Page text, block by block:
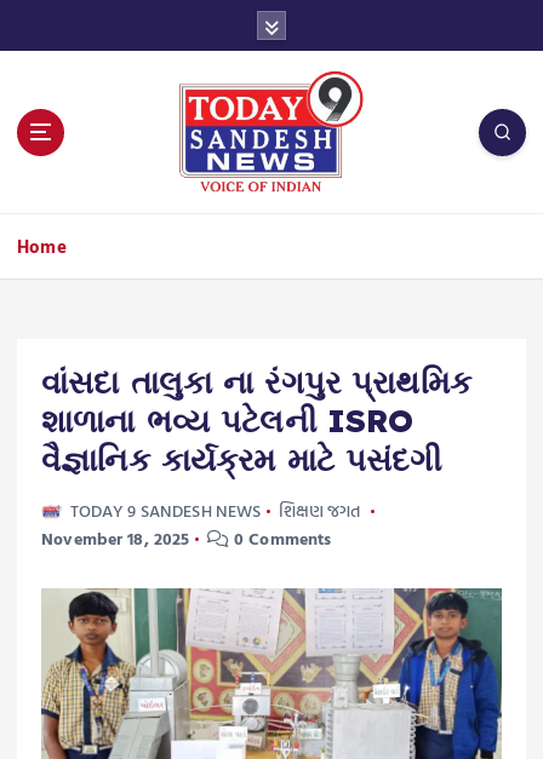
Home
વાંસદા તાલુકા ના રંગપુર પ્રાથમિક
શાળાના ભવ્ય પટેલની ISRO
વૈજ્ઞાનિક કાર્યક્રમ માટે પસંદગી
TODAY 9 SANDESH NEWS
શિક્ષણ જગત
November 18, 2025
0 Comments